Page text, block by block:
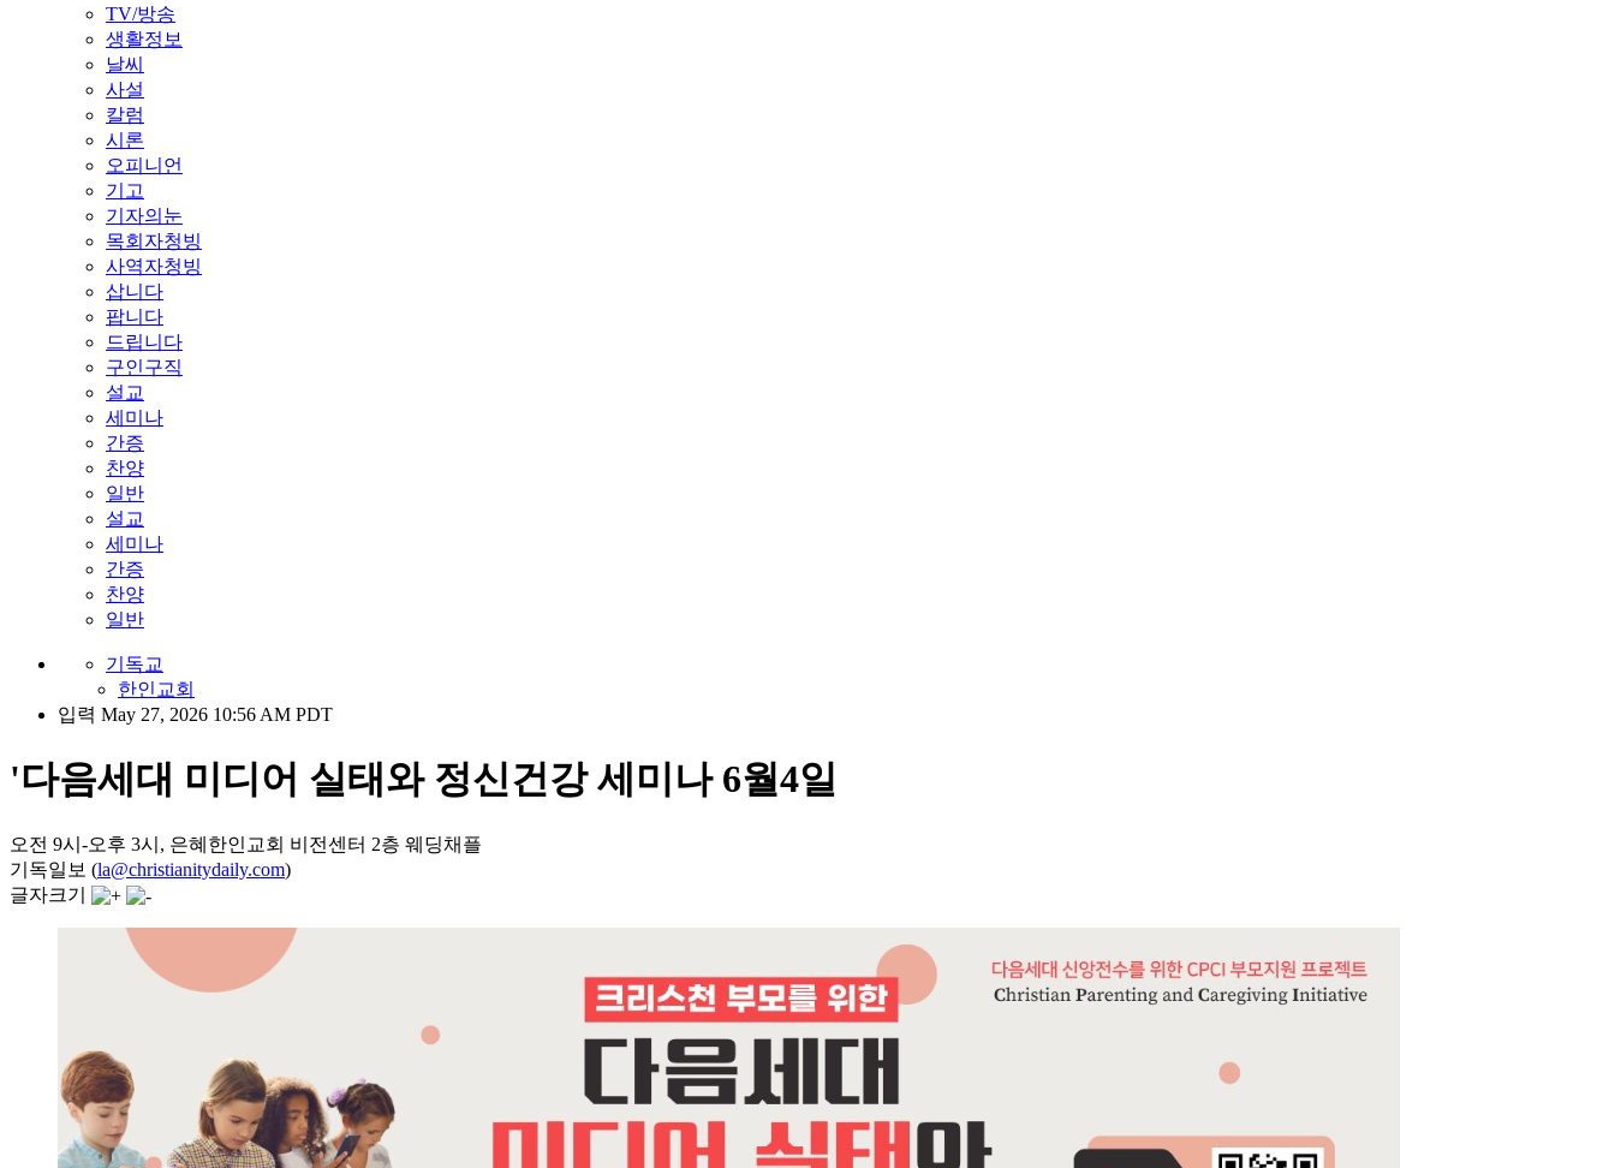
TV/방송
생활정보
날씨
사설
칼럼
시론
오피니언
기고
기자의눈
목회자청빙
사역자청빙
삽니다
팝니다
드립니다
구인구직
설교
세미나
간증
찬양
일반
설교
세미나
간증
찬양
일반
기독교
한인교회
입력 May 27, 2026 10:56 AM PDT
'다음세대 미디어 실태와 정신건강 세미나 6월4일
오전 9시-오후 3시, 은혜한인교회 비전센터 2층 웨딩채플
기독일보 (la@christianitydaily.com)
글자크기